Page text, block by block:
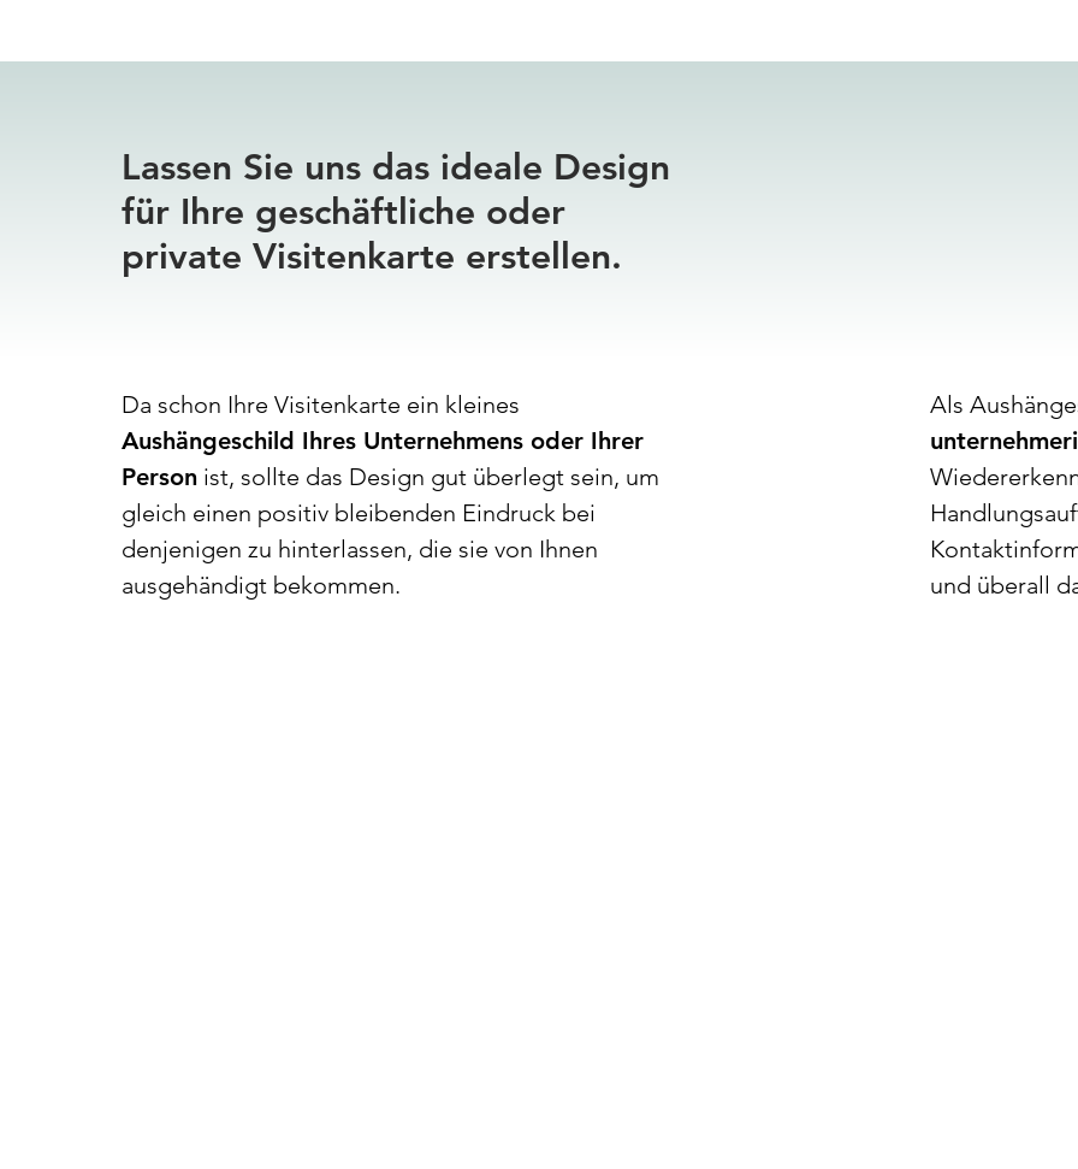
Lassen Sie uns das ideale Design
für Ihre geschäftliche oder
private Visitenkarte erstellen.
Da schon Ihre Visitenkarte ein kleines
Aushängeschild Ihres Unternehmens oder Ihrer
Person ist, sollte das Design gut überlegt sein, um
gleich einen positiv bleibenden Eindruck bei
denjenigen zu hinterlassen, die sie von Ihnen
ausgehändigt bekommen.
Als
und überall